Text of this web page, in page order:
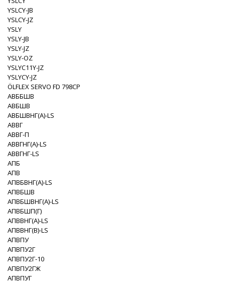
YSLCY-JB
YSLCY-JZ
YSLY
YSLY-JB
YSLY-JZ
YSLY-OZ
YSLYC11Y-JZ
YSLYCY-JZ
ÖLFLEX SERVO FD 798CP
АВББШВ
АВБШВ
АВБШВНГ(A)-LS
АВВГ
АВВГ-П
АВВГНГ(A)-LS
АВВГНГ-LS
АПБ
АПВ
АПВБВНГ(A)-LS
АПВБШВ
АПВБШВНГ(A)-LS
АПВБШП(Г)
АПВВНГ(A)-LS
АПВВНГ(B)-LS
АПВПУ
АПВПУ2Г
АПВПУ2Г-10
АПВПУ2ГЖ
АПВПУГ